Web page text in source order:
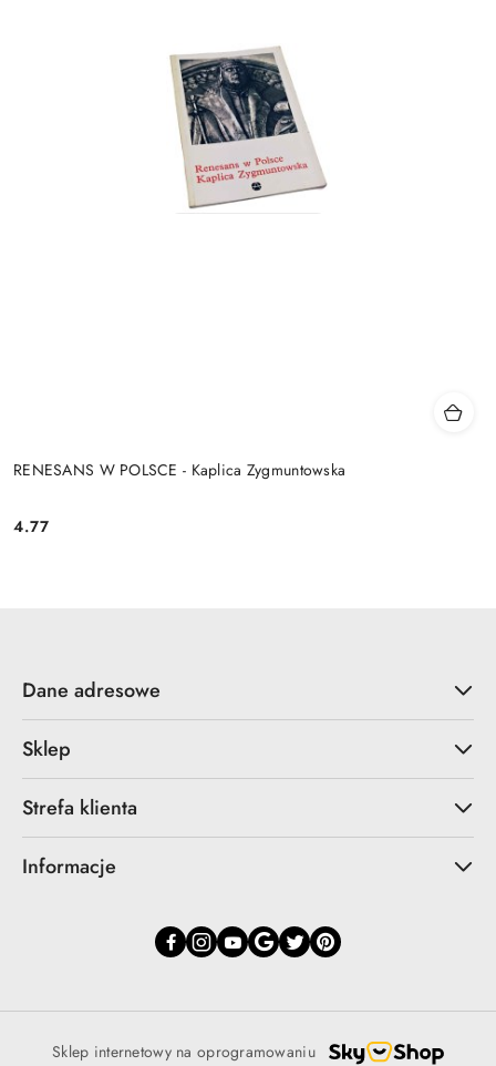
RENESANS W POLSCE - Kaplica Zygmuntowska
Cena:
4.77
Dane adresowe
Sklep
Strefa klienta
Informacje
Sklep internetowy na oprogramowaniu